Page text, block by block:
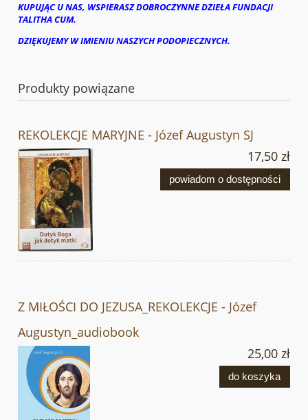
KUPUJĄC U NAS, WSPIERASZ DOBROCZYNNE DZIEŁA FUNDACJI
TALITHA CUM.
DZIĘKUJEMY W IMIENIU NASZYCH PODOPIECZNYCH.
Produkty powiązane
REKOLEKCJE MARYJNE - Józef Augustyn SJ
17,50 zł
powiadom o dostępności
Z MIŁOŚCI DO JEZUSA_REKOLEKCJE - Józef
Augustyn_audiobook
25,00 zł
do koszyka